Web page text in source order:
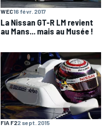
WEC16 févr. 2017
La Nissan GT-R LM revient
au Mans... mais au Musée !
FIA F22 sept. 2015